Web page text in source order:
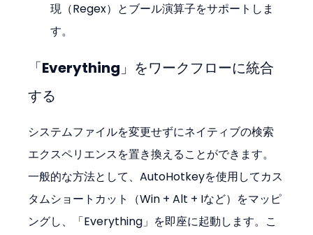
現（Regex）とブール演算子をサポートしま
す。
「Everything」をワークフローに統合
する
システムファイルを変更せずにネイティブの検索
エクスペリエンスを置き換えることができます。
一般的な方法として、AutoHotkeyを使用してカス
タムショートカット（Win + Alt + Iなど）をマッピ
ングし、「Everything」を即座に起動します。こ